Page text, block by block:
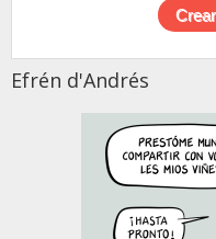
Efrén d'Andrés